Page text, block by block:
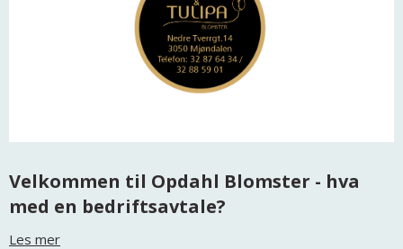
Velkommen til Opdahl Blomster - hva
med en bedriftsavtale?
Les mer